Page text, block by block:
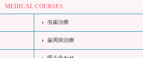
MEDICAL COURSES
虫歯治療
歯周病治療